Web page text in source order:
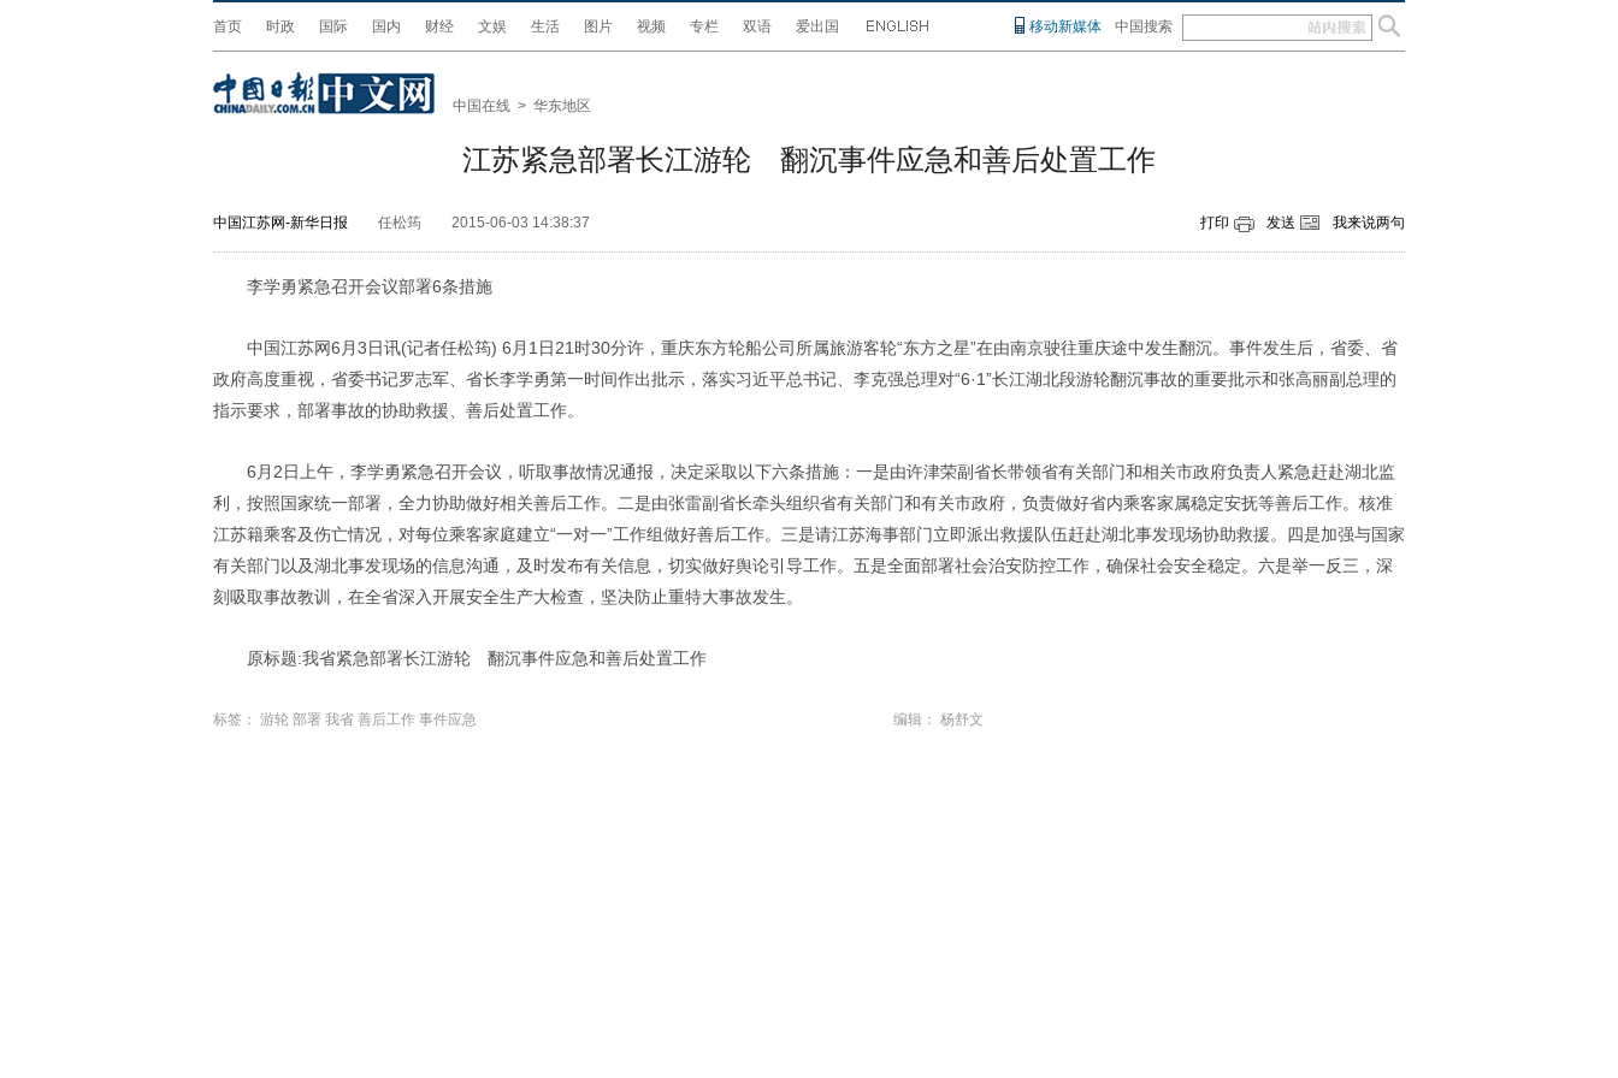
首页 时政 国际 国内 财经 文娱 生活 图片 视频 专栏 双语 爱出国 移动新媒体 中国搜索
中国在线 > 华东地区
江苏紧急部署长江游轮 翻沉事件应急和善后处置工作
中国江苏网-新华日报 任松筠 2015-06-03 14:38:37 打印 发送 我来说两句
李学勇紧急召开会议部署6条措施
中国江苏网6月3日讯(记者任松筠) 6月1日21时30分许，重庆东方轮船公司所属旅游客轮“东方之星”在由南京驶往重庆途中发生翻沉。事件发生后，省委、省
政府高度重视，省委书记罗志军、省长李学勇第一时间作出批示，落实习近平总书记、李克强总理对“6·1”长江湖北段游轮翻沉事故的重要批示和张高丽副总理的
指示要求，部署事故的协助救援、善后处置工作。
6月2日上午，李学勇紧急召开会议，听取事故情况通报，决定采取以下六条措施：一是由许津荣副省长带领省有关部门和相关市政府负责人紧急赶赴湖北监
利，按照国家统一部署，全力协助做好相关善后工作。二是由张雷副省长牵头组织省有关部门和有关市政府，负责做好省内乘客家属稳定安抚等善后工作。核准
江苏籍乘客及伤亡情况，对每位乘客家庭建立“一对一”工作组做好善后工作。三是请江苏海事部门立即派出救援队伍赶赴湖北事发现场协助救援。四是加强与国家
有关部门以及湖北事发现场的信息沟通，及时发布有关信息，切实做好舆论引导工作。五是全面部署社会治安防控工作，确保社会安全稳定。六是举一反三，深
刻吸取事故教训，在全省深入开展安全生产大检查，坚决防止重特大事故发生。
原标题:我省紧急部署长江游轮 翻沉事件应急和善后处置工作
编辑： 杨舒文
标签： 游轮 部署 我省 善后工作 事件应急